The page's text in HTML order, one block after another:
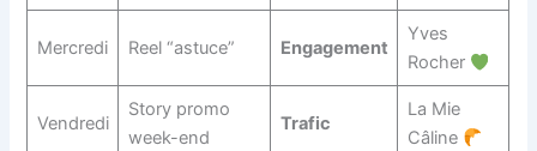
Mercredi Reel “astuce” Engagement
Yves
Rocher
Vendredi
Story promo
week-end
Trafic
La Mie
Câline